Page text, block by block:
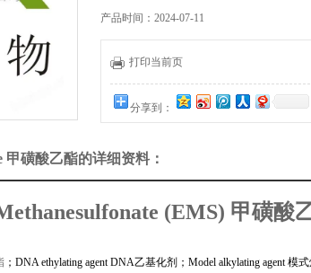
呤-胸腺嘧啶（A/T）。EMS对基因组诱导能
产品时间：2024-07-11
打印当前页
分享到：
甲磺酸乙酯的详细资料：
(EMS) 甲磺酸
； DNA ethylating agentDNA乙基化剂 ； Model alkylating agent模式